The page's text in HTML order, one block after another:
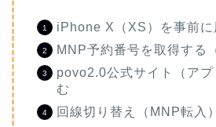
iPhone X（XS）を事前に
MNP予約番号を取得する
povo2.0公式サイト（ア
む
回線切り替え（MNP転入